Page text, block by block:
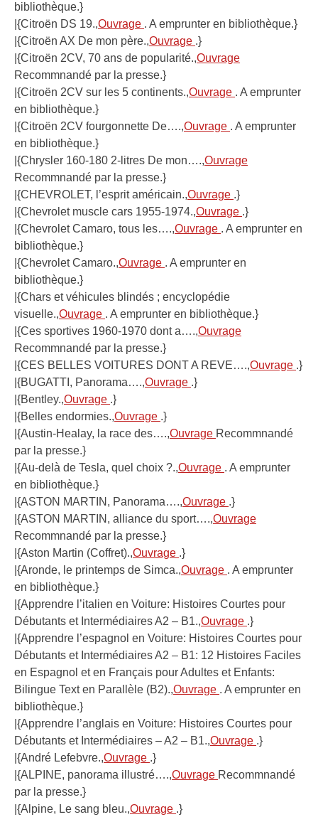
bibliothèque.}
|{Citroën DS 19.,Ouvrage . A emprunter en bibliothèque.}
|{Citroën AX De mon père.,Ouvrage .}
|{Citroën 2CV, 70 ans de popularité.,Ouvrage
Recommnandé par la presse.}
|{Citroën 2CV sur les 5 continents.,Ouvrage . A emprunter
en bibliothèque.}
|{Citroën 2CV fourgonnette De….,Ouvrage . A emprunter
en bibliothèque.}
|{Chrysler 160-180 2-litres De mon….,Ouvrage
Recommnandé par la presse.}
|{CHEVROLET, l’esprit américain.,Ouvrage .}
|{Chevrolet muscle cars 1955-1974.,Ouvrage .}
|{Chevrolet Camaro, tous les….,Ouvrage . A emprunter en
bibliothèque.}
|{Chevrolet Camaro.,Ouvrage . A emprunter en
bibliothèque.}
|{Chars et véhicules blindés ; encyclopédie
visuelle.,Ouvrage . A emprunter en bibliothèque.}
|{Ces sportives 1960-1970 dont a….,Ouvrage
Recommnandé par la presse.}
|{CES BELLES VOITURES DONT A REVE….,Ouvrage .}
|{BUGATTI, Panorama….,Ouvrage .}
|{Bentley.,Ouvrage .}
|{Belles endormies.,Ouvrage .}
|{Austin-Healay, la race des….,Ouvrage Recommnandé
par la presse.}
|{Au-delà de Tesla, quel choix ?.,Ouvrage . A emprunter
en bibliothèque.}
|{ASTON MARTIN, Panorama….,Ouvrage .}
|{ASTON MARTIN, alliance du sport….,Ouvrage
Recommnandé par la presse.}
|{Aston Martin (Coffret).,Ouvrage .}
|{Aronde, le printemps de Simca.,Ouvrage . A emprunter
en bibliothèque.}
|{Apprendre l’italien en Voiture: Histoires Courtes pour
Débutants et Intermédiaires A2 – B1.,Ouvrage .}
|{Apprendre l’espagnol en Voiture: Histoires Courtes pour
Débutants et Intermédiaires A2 – B1: 12 Histoires Faciles
en Espagnol et en Français pour Adultes et Enfants:
Bilingue Text en Parallèle (B2).,Ouvrage . A emprunter en
bibliothèque.}
|{Apprendre l’anglais en Voiture: Histoires Courtes pour
Débutants et Intermédiaires – A2 – B1.,Ouvrage .}
|{André Lefebvre.,Ouvrage .}
|{ALPINE, panorama illustré….,Ouvrage Recommnandé
par la presse.}
|{Alpine, Le sang bleu.,Ouvrage .}